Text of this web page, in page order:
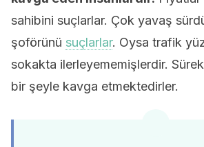
sahibini suçlarlar. Çok yavaş
şoförünü suçlarlar. Oysa trafik
sokakta ilerleyememişlerdir.
bir şeyle kavga etmektedirler.